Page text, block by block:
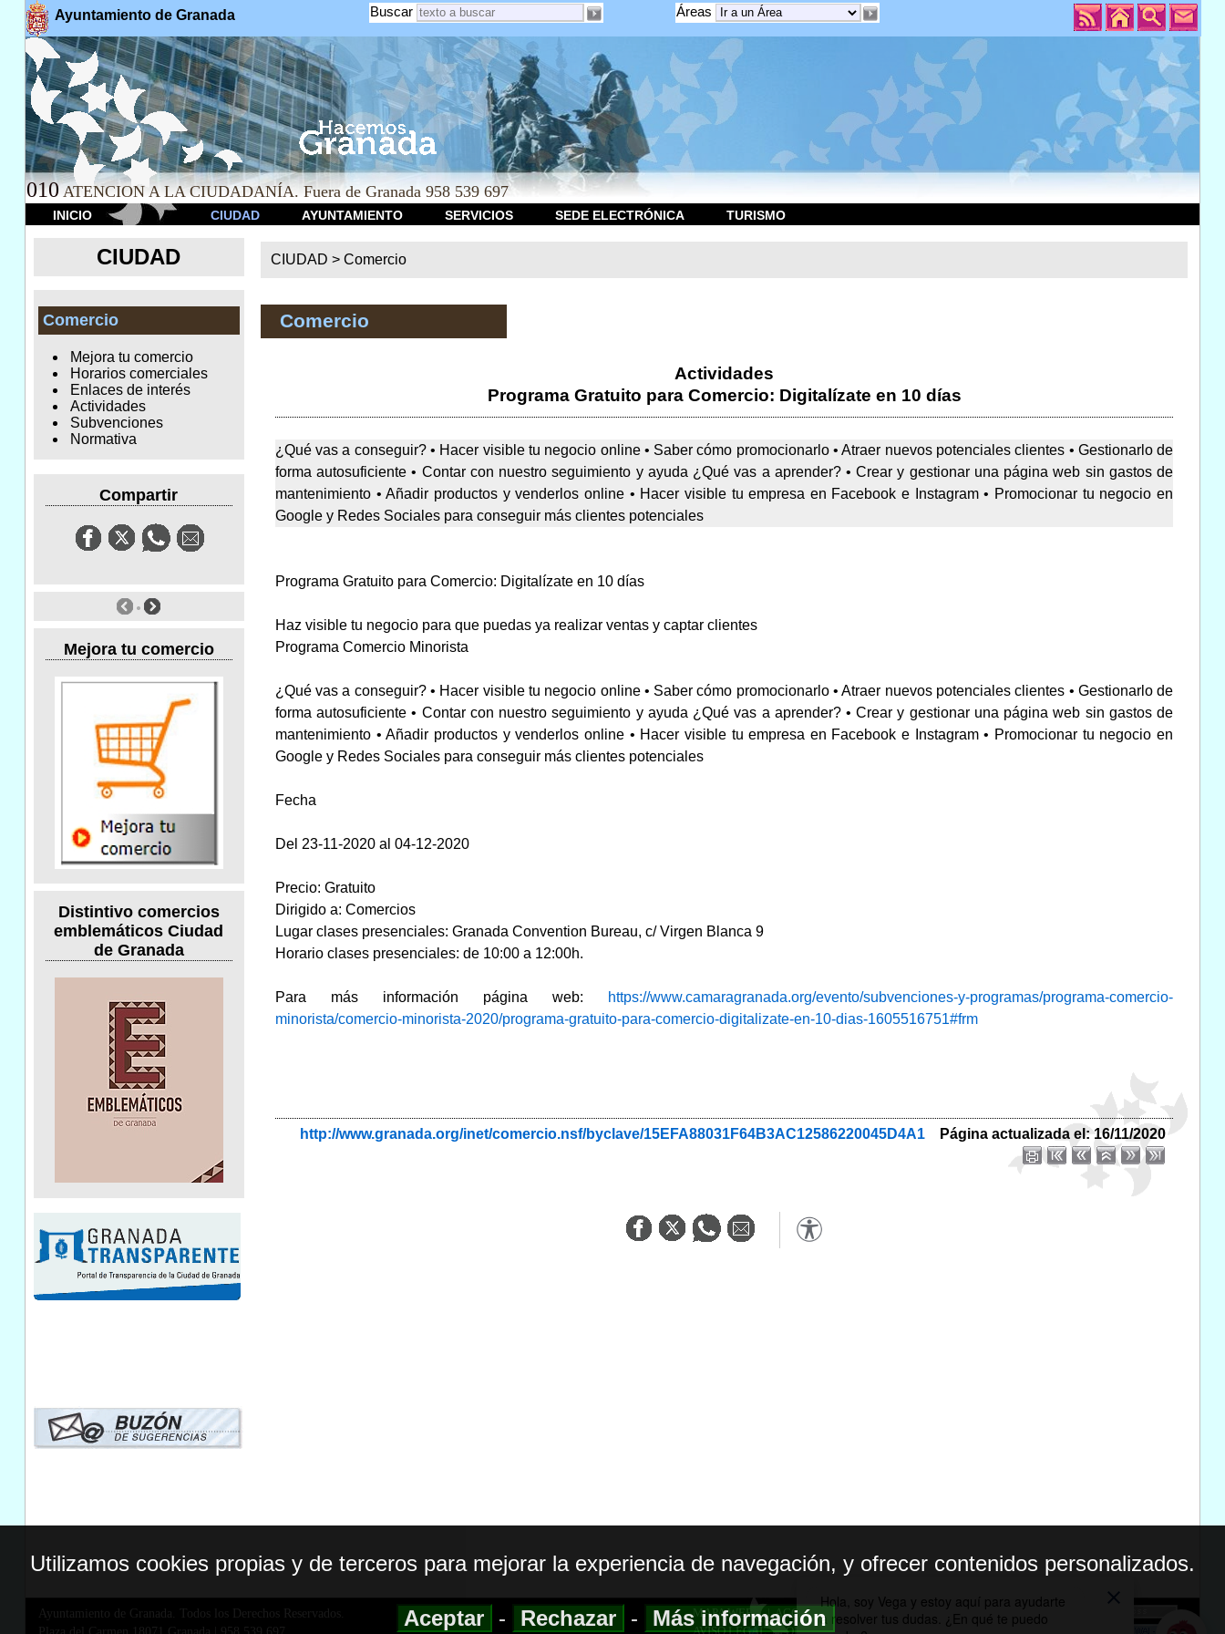
Ayuntamiento de Granada Áreas
Buscar
010 ATENCION A LA CIUDADANÍA. Fuera de Granada 958 539 697
INICIO CIUDAD AYUNTAMIENTO SERVICIOS SEDE ELECTRÓNICA TURISMO
CIUDAD
Comercio
Mejora tu comercio
Horarios comerciales
Enlaces de interés
Actividades
Subvenciones
Normativa
Compartir
Mejora tu comercio
Distintivo comercios
emblemáticos Ciudad
de Granada
CIUDAD >Comercio
Comercio
Actividades
Programa Gratuito para Comercio: Digitalízate en 10 días
¿Qué vas a conseguir? • Hacer visible tu negocio online • Saber cómo promocionarlo • Atraer nuevos potenciales clientes • Gestionarlo de
forma autosuficiente • Contar con nuestro seguimiento y ayuda ¿Qué vas a aprender? • Crear y gestionar una página web sin gastos de
mantenimiento • Añadir productos y venderlos online • Hacer visible tu empresa en Facebook e Instagram • Promocionar tu negocio en
Google y Redes Sociales para conseguir más clientes potenciales
Programa Gratuito para Comercio: Digitalízate en 10 días
Haz visible tu negocio para que puedas ya realizar ventas y captar clientes
Programa Comercio Minorista
¿Qué vas a conseguir? • Hacer visible tu negocio online • Saber cómo promocionarlo • Atraer nuevos potenciales clientes • Gestionarlo de
forma autosuficiente • Contar con nuestro seguimiento y ayuda ¿Qué vas a aprender? • Crear y gestionar una página web sin gastos de
mantenimiento • Añadir productos y venderlos online • Hacer visible tu empresa en Facebook e Instagram • Promocionar tu negocio en
Google y Redes Sociales para conseguir más clientes potenciales
Fecha
Del 23-11-2020 al 04-12-2020
Precio: Gratuito
Dirigido a: Comercios
Lugar clases presenciales: Granada Convention Bureau, c/ Virgen Blanca 9
Horario clases presenciales: de 10:00 a 12:00h.
Para más información página web: https://www.camaragranada.org/evento/subvenciones-y-programas/programa-comercio-
minorista/comercio-minorista-2020/programa-gratuito-para-comercio-digitalizate-en-10-dias-1605516751#frm
http://www.granada.org/inet/comercio.nsf/byclave/15EFA88031F64B3AC12586220045D4A1 Página actualizada el: 16/11/2020
Ayuntamiento de Granada. Todos los Derechos Reservados.
MAPA WEB|ACCESIBILIDAD
AVISO LEGAL|POLITICA DE PRIVACIDAD
Utilizamos cookies propias y de terceros para mejorar la experiencia de navegación, y ofrecer contenidos personalizados.
Aceptar - Rechazar - Más información